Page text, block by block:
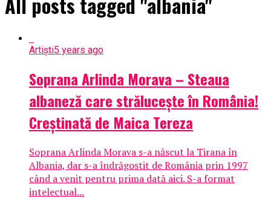
Artiști5 years ago
Soprana Arlinda Morava – Steaua
albaneză care strălucește în România!
Creștinată de Maica Tereza
Soprana Arlinda Morava s-a născut la Tirana în
Albania, dar s-a îndrăgostit de România prin 1997
când a venit pentru prima dată aici. S-a format
intelectual...